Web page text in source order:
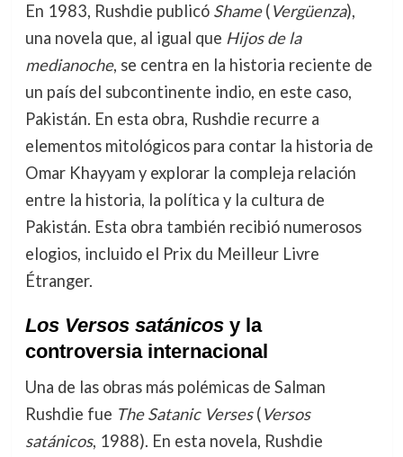
En 1983, Rushdie publicó Shame(Vergüenza),
una novela que, al igual que Hijos de la
medianoche, se centra en la historia reciente de
un país del subcontinente indio, en este caso,
Pakistán. En esta obra, Rushdie recurre a
elementos mitológicos para contar la historia de
Omar Khayyam y explorar la compleja relación
entre la historia, la política y la cultura de
Pakistán. Esta obra también recibió numerosos
elogios, incluido el Prix du Meilleur Livre
Étranger.
Los Versos satánicosy la
controversia internacional
Una de las obras más polémicas de Salman
Rushdie fue The Satanic Verses(Versos
satánicos, 1988). En esta novela, Rushdie